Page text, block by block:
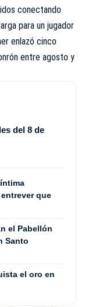
conectando
para un jugador
enlazó cinco
entre agosto y
del 8 de
que
el Pabellón
Santo
el oro en